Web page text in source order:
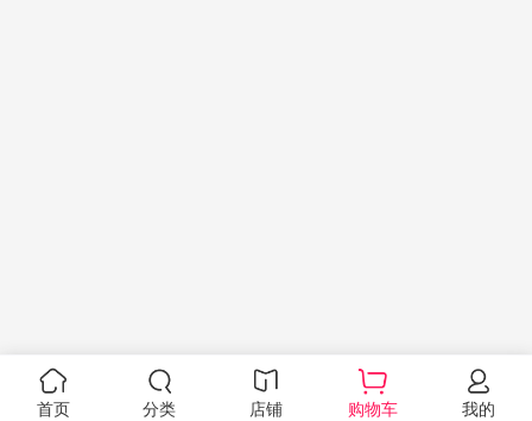
首页 分类 店铺 购物车 我的